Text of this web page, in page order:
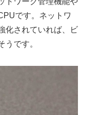
です。ネットワ
化されていれば、ビ
うです。